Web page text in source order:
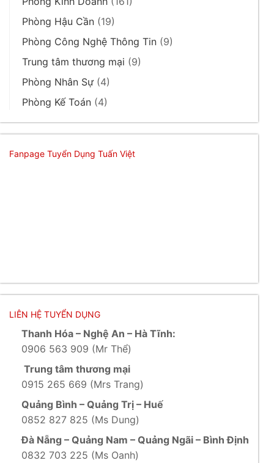
Phòng Hậu Cần (19)
Phòng Công Nghệ Thông Tin (9)
Trung tâm thương mại (9)
Phòng Nhân Sự(4)
Phòng Kế Toán (4)
Fanpage Tuyển Dụng Tuấn Việt
LIÊN HỆ TUYỂN DỤNG
Thanh Hóa – Nghệ An – Hà Tĩnh:
0906 563 909 (Mr Thể)
Trung tâm thương mại
0915 265 669 (Mrs Trang)
Quảng Bình – Quảng Trị – Huế
0852 827 825 (Ms Dung)
Đà Nẵng – Quảng Nam – Quảng Ngãi – Bình Định
0832 703 225 (Ms Oanh)